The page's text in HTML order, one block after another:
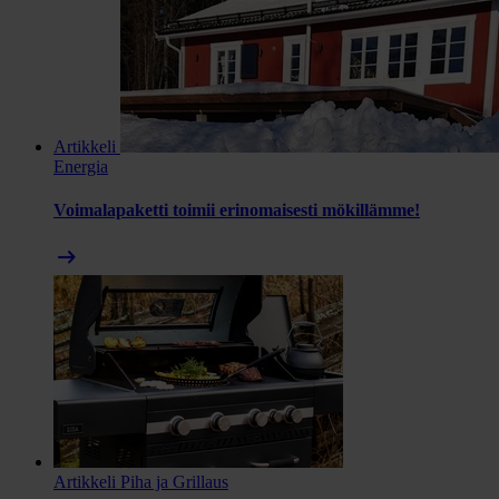
Artikkeli
Energia
Voimalapaketti toimii erinomaisesti mökillämme!
arrow_right_alt
Artikkeli Piha ja Grillaus